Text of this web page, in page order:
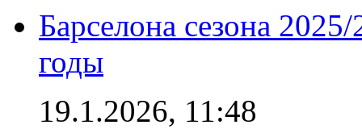
Барселона сезона
годы
19.1.2026, 11:48